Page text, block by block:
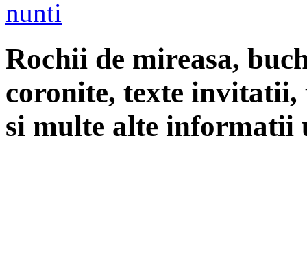
Rochii de mireasa,
coronite, texte
si multe alte informatii